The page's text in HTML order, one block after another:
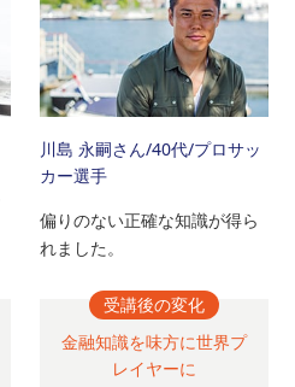
川島 永嗣さん/40代/プロサッ
カー選手
偏りのない正確な知識が得ら
れました。
受講後の変化
金融知識を味方に世界プ
レイヤーに